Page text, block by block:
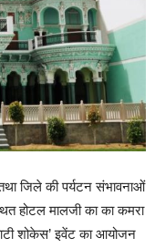
जिले की पर्यटन संभावनाओं
होटल मालजी का का कमरा
शोकेस’ इवेंट का आयोजन